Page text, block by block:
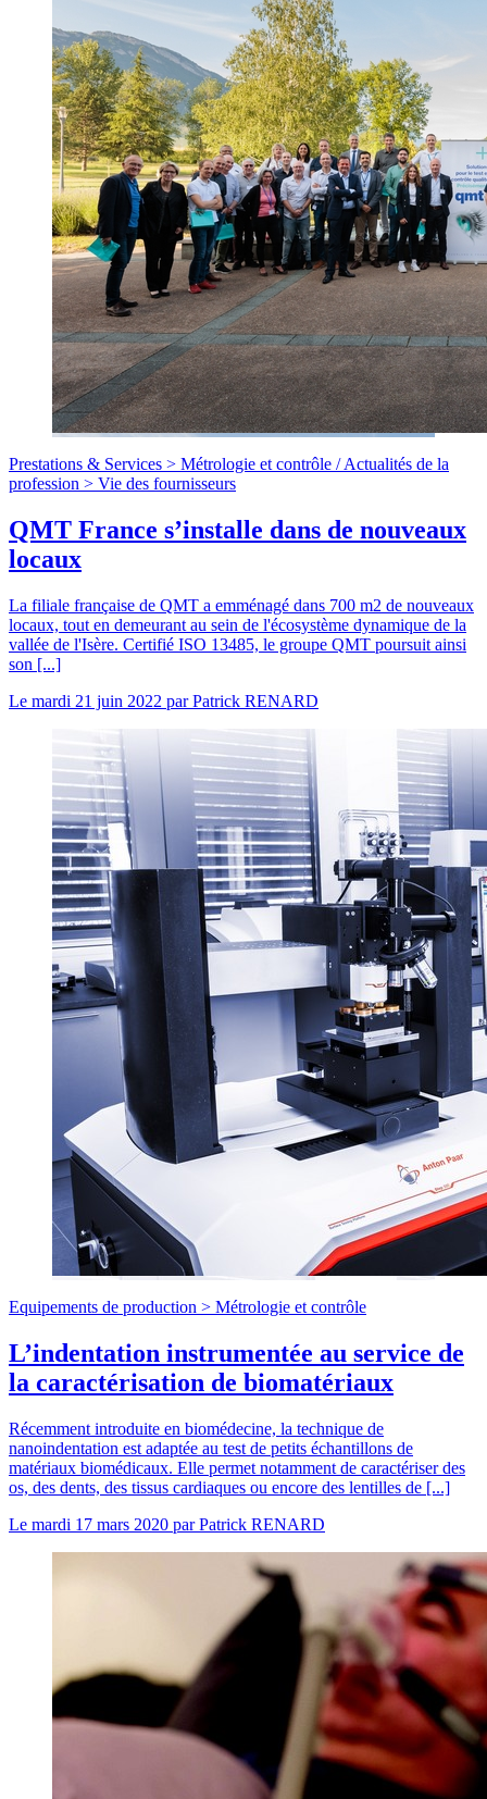
Prestations & Services > Métrologie et contrôle /Actualités de la
profession > Vie des fournisseurs
QMT France s’installe dans de nouveaux
locaux
La filiale française de QMT a emménagé dans 700 m2 de nouveaux
locaux, tout en demeurant au sein de l'écosystème dynamique de la
vallée de l'Isère. Certifié ISO 13485, le groupe QMT poursuit ainsi
son [...]
Le mardi 21 juin 2022 parPatrick RENARD
Equipements de production > Métrologie et contrôle
L’indentation instrumentée au service de
la caractérisation de biomatériaux
Récemment introduite en biomédecine, la technique de
nanoindentation est adaptée au test de petits échantillons de
matériaux biomédicaux. Elle permet notamment de caractériser des
os, des dents, des tissus cardiaques ou encore des lentilles de [...]
Le mardi 17 mars 2020 parPatrick RENARD